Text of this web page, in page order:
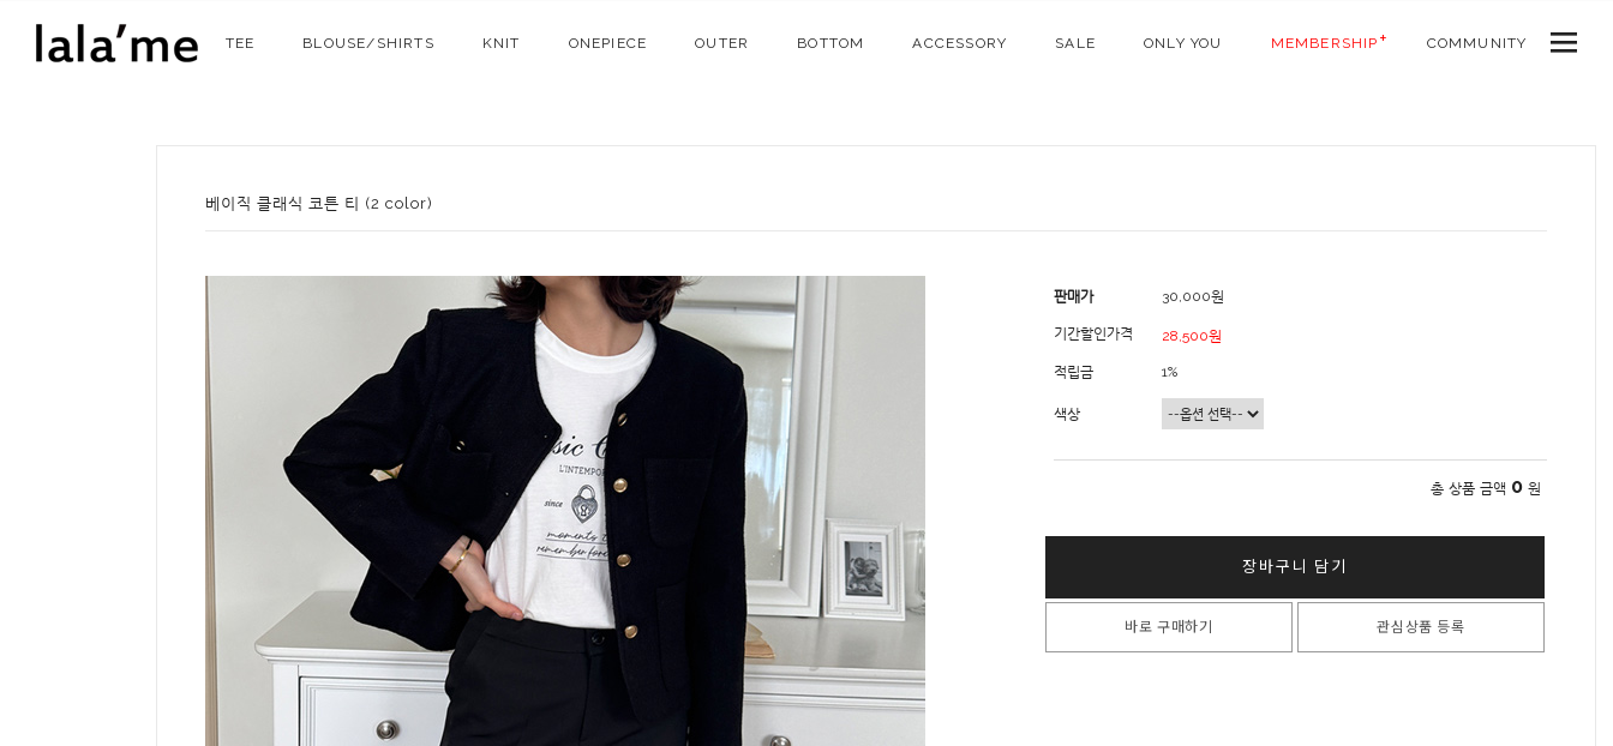
TEE BLOUSE/SHIRTS KNIT ONEPIECE OUTER BOTTOM ACCESSORY SALE ONLY YOU MEMBERSHIP COMMUNITY
베이직 클래식 코튼 티 (2 color)
판매가 30,000원
기간할인가격 28,500원
적립금 1%
색상
총 상품 금액 0 원
장바구니 담기
바로 구매하기 관심상품 등록